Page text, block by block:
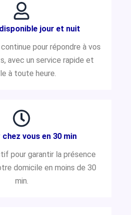
jour et nuit
pour répondre à vos
avec un service rapide et
à toute heure.
vous en 30 min
pour garantir la présence
domicile en moins de 30
min.